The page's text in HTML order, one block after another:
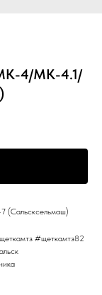
4/МК-4.1/
(Сальсксельмаш)
#щеткамтз82